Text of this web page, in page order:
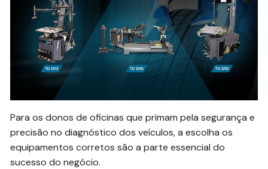
Para os donos de oficinas que primam pela segurança e
precisão no diagnóstico dos veículos, a escolha os
equipamentos corretos são a parte essencial do
sucesso do negócio.